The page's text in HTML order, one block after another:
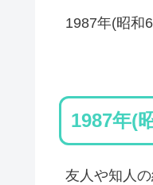
1987年(昭和
1987年(
友人や知人